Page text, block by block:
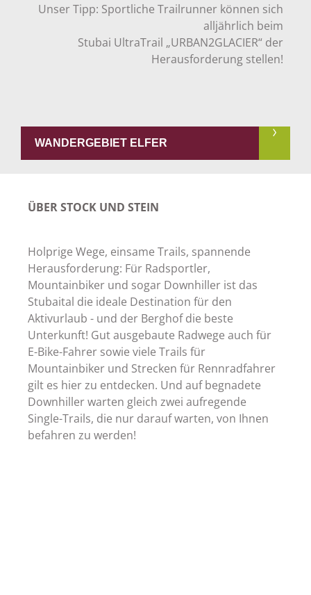
Unser Tipp: Sportliche Trailrunner können sich
alljährlich beim
Stubai UltraTrail „URBAN2GLACIER“ der
Herausforderung stellen!
WANDERGEBIET ELFER
ÜBER STOCK UND STEIN
Holprige Wege, einsame Trails, spannende
Herausforderung: Für Radsportler,
Mountainbiker und sogar Downhiller ist das
Stubaital die ideale Destination für den
Aktivurlaub - und der Berghof die beste
Unterkunft! Gut ausgebaute Radwege auch für
E-Bike-Fahrer sowie viele Trails für
Mountainbiker und Strecken für Rennradfahrer
gilt es hier zu entdecken. Und auf begnadete
Downhiller warten gleich zwei aufregende
Single-Trails, die nur darauf warten, von Ihnen
befahren zu werden!